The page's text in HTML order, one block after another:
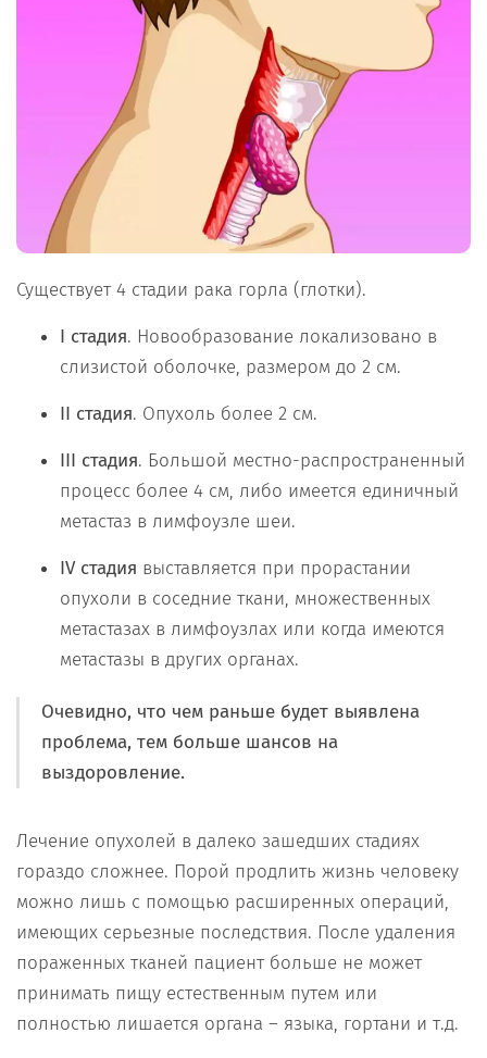
Существует 4 стадии рака горла (глотки).
I стадия. Новообразование локализовано в
слизистой оболочке, размером до 2 см.
II стадия. Опухоль более 2 см.
III стадия. Большой местно-распространенный
процесс более 4 см, либо имеется единичный
метастаз в лимфоузле шеи.
IVстадия выставляется при прорастании
опухоли в соседние ткани, множественных
метастазах в лимфоузлах или когда имеются
метастазы в других органах.
Очевидно, что чем раньше будет выявлена
проблема, тем больше шансов на
выздоровление.
Лечение опухолей в далеко зашедших стадиях
гораздо сложнее. Порой продлить жизнь человеку
можно лишь с помощью расширенных операций,
имеющих серьезные последствия. После удаления
пораженных тканей пациент больше не может
принимать пищу естественным путем или
полностью лишается органа – языка, гортани и т.д.